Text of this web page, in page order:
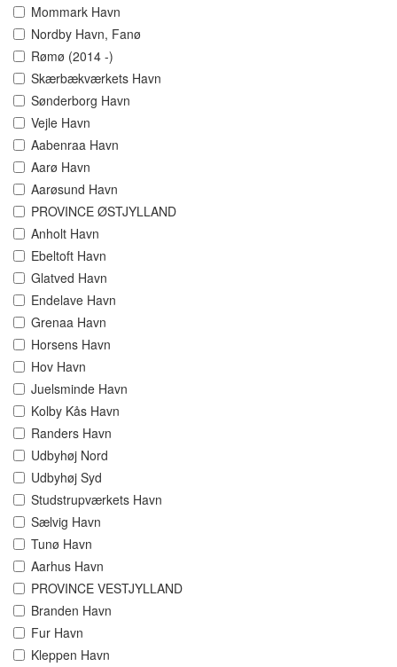
Mommark Havn
Nordby Havn, Fanø
Rømø (2014 -)
Skærbækværkets Havn
Sønderborg Havn
Vejle Havn
Aabenraa Havn
Aarø Havn
Aarøsund Havn
PROVINCE ØSTJYLLAND
Anholt Havn
Ebeltoft Havn
Glatved Havn
Endelave Havn
Grenaa Havn
Horsens Havn
Hov Havn
Juelsminde Havn
Kolby Kås Havn
Randers Havn
Udbyhøj Nord
Udbyhøj Syd
Studstrupværkets Havn
Sælvig Havn
Tunø Havn
Aarhus Havn
PROVINCE VESTJYLLAND
Branden Havn
Fur Havn
Kleppen Havn